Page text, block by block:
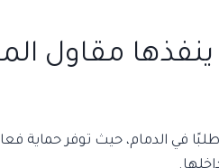
ينفذها مقاول
في الدمام، حيث توفر